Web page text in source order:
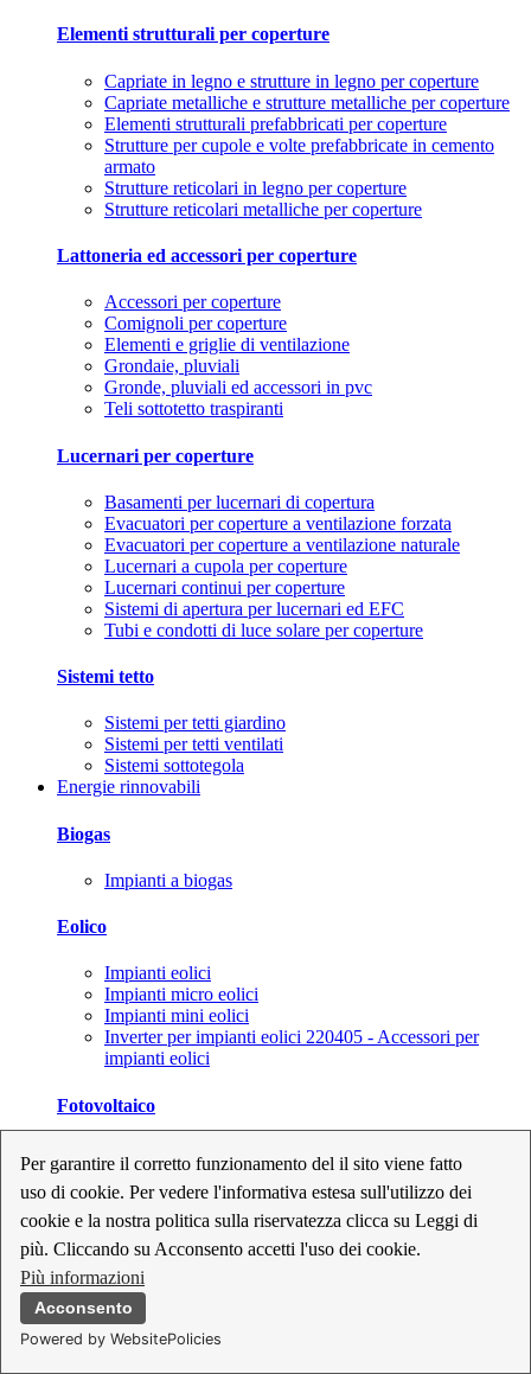
Per garantire il corretto funzionamento del il sito viene fatto
uso di cookie. Per vedere l'informativa estesa sull'utilizzo dei
cookie e la nostra politica sulla riservatezza clicca su Leggi di
più. Cliccando su Acconsento accetti l'uso dei cookie.
Più informazioni
Acconsento
Powered by WebsitePolicies
Elementi strutturali per coperture
Capriate in legno e strutture in legno per coperture
Capriate metalliche e strutture metalliche per coperture
Elementi strutturali prefabbricati per coperture
Strutture per cupole e volte prefabbricate in cemento
armato
Strutture reticolari in legno per coperture
Strutture reticolari metalliche per coperture
Lattoneria ed accessori per coperture
Accessori per coperture
Comignoli per coperture
Elementi e griglie di ventilazione
Grondaie, pluviali
Gronde, pluviali ed accessori in pvc
Teli sottotetto traspiranti
Lucernari per coperture
Basamenti per lucernari di copertura
Evacuatori per coperture a ventilazione forzata
Evacuatori per coperture a ventilazione naturale
Lucernari a cupola per coperture
Lucernari continui per coperture
Sistemi di apertura per lucernari ed EFC
Tubi e condotti di luce solare per coperture
Sistemi tetto
Sistemi per tetti giardino
Sistemi per tetti ventilati
Sistemi sottotegola
Energie rinnovabili
Biogas
Impianti a biogas
Eolico
Impianti eolici
Impianti micro eolici
Impianti mini eolici
Inverter per impianti eolici 220405 - Accessori per
impianti eolici
Fotovoltaico
Inverter per impianti fotovoltaici
Kit per impianti fotovoltaici
Moduli fotovoltaici
Sistemi di monitoraggio per impianti fotovoltaici
Strumenti di collaudo e configurazione per impianti
fotovoltaici
Supporti per impianti fotovoltaici
Geotermia